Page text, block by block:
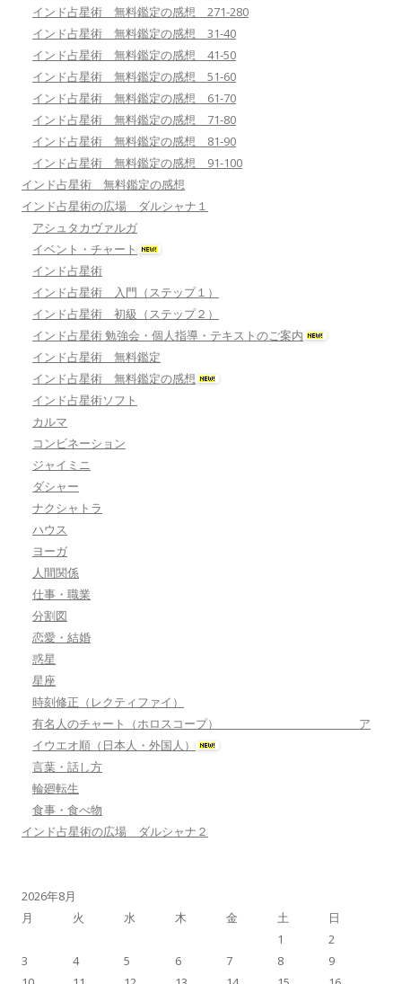
インド占星術 無料鑑定の感想 271-280
インド占星術 無料鑑定の感想 31-40
インド占星術 無料鑑定の感想 41-50
インド占星術 無料鑑定の感想 51-60
インド占星術 無料鑑定の感想 61-70
インド占星術 無料鑑定の感想 71-80
インド占星術 無料鑑定の感想 81-90
インド占星術 無料鑑定の感想 91-100
インド占星術 無料鑑定の感想
インド占星術の広場 ダルシャナ１
アシュタカヴァルガ
イベント・チャート
インド占星術
インド占星術 入門（ステップ１）
インド占星術 初級（ステップ２）
インド占星術 勉強会・個人指導・テキストのご案内
インド占星術 無料鑑定
インド占星術 無料鑑定の感想
インド占星術ソフト
カルマ
コンビネーション
ジャイミニ
ダシャー
ナクシャトラ
ハウス
ヨーガ
人間関係
仕事・職業
分割図
恋愛・結婚
惑星
星座
時刻修正（レクティファイ）
有名人のチャート（ホロスコープ） ア
イウエオ順（日本人・外国人）
言葉・話し方
輪廻転生
食事・食べ物
インド占星術の広場 ダルシャナ２
2026年8月
月
火 水 木 金 土 日
1
2
3
4 5 6 7 8
9